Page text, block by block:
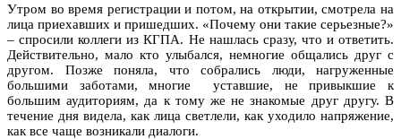
Утром во время регистрации и потом, на открытии, смотрела на
лица приехавших и пришедших. «Почему они такие серьезные?»
– спросили коллеги из КГПА. Не нашлась сразу, что и ответить.
Действительно, мало кто улыбался, немногие общались друг с
другом. Позже поняла, что собрались люди, нагруженные
большими заботами, многие уставшие, не привыкшие к
большим аудиториям, да к тому же не знакомые друг другу. В
течение дня видела, как лица светлели, как уходило напряжение,
как все чаще возникали диалоги.